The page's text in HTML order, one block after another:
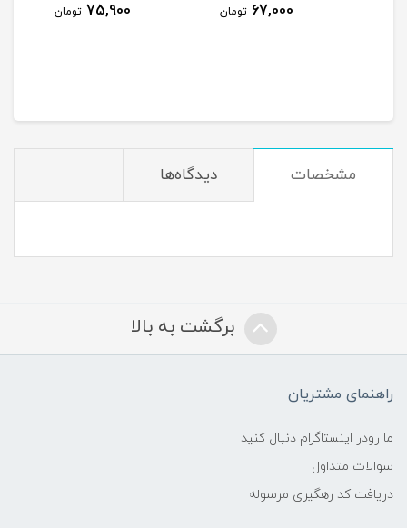
67,000 تومان 75,900 تومان
مشخصات دیدگاه‌ها
برگشت به بالا
راهنمای مشتریان
ما رودر اینستاگرام دنبال کنید
سوالات متداول
دریافت کد رهگیری مرسوله